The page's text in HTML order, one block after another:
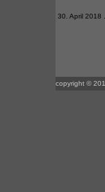
30. April 2018
copyright ©